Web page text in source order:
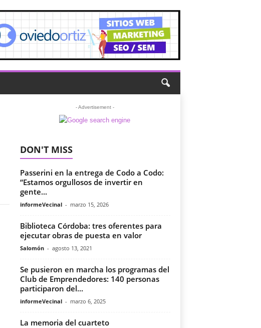
- Advertisement -
DON'T MISS
Passerini en la entrega de Codo a Codo:
“Estamos orgullosos de invertir en
gente...
informeVecinal - marzo 15, 2026
Biblioteca Córdoba: tres oferentes para
ejecutar obras de puesta en valor
Salomón - agosto 13, 2021
Se pusieron en marcha los programas del
Club de Emprendedores: 140 personas
participaron del...
informeVecinal - marzo 6, 2025
La memoria del cuarteto